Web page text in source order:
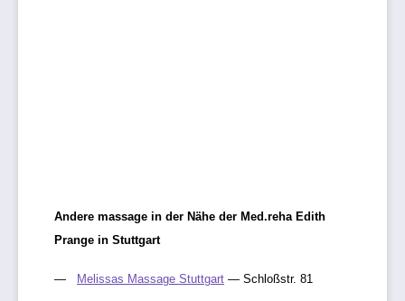
Andere massage in der Nähe der Med.reha Edith
Prange in Stuttgart
Melissas Massage Stuttgart — Schloßstr. 81